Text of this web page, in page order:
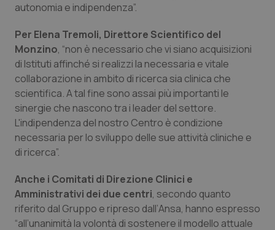
Psoriasi & pelle
Quotidiano Cardiologia
Quotidiano Chirurgia
Quotidiano Oncologia
Quotidiano Pediatria
Rene & patologie urogenitali
autonomia e indipendenza”.
Per Elena Tremoli, Direttore Scientifico del
Monzino, “non è necessario che vi siano acquisizioni
di Istituti affinché si realizzi la necessaria e vitale
collaborazione in ambito di ricerca sia clinica che
scientifica. A tal fine sono assai più importanti le
sinergie che nascono tra i leader del settore.
L'indipendenza del nostro Centro è condizione
necessaria per lo sviluppo delle sue attività cliniche e
di ricerca”.
Anche i Comitati di Direzione Clinici e
Amministrativi dei due centri, secondo quanto
riferito dal Gruppo e ripreso dall’Ansa, hanno espresso
“all’unanimità la volontà di sostenere il modello attuale